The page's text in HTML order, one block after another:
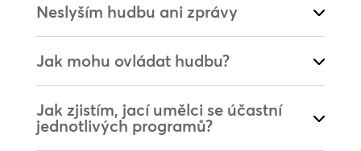
Neslyším hudbu ani zprávy
Jak mohu ovládat hudbu?
Jak zjistím, jací umělci se účastní
jednotlivých programů?